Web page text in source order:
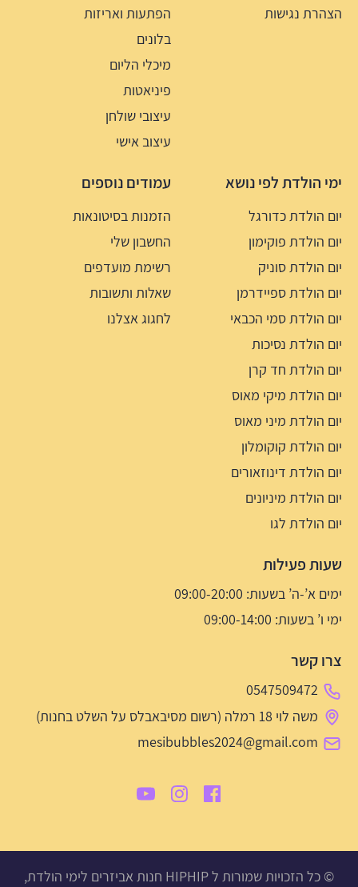
הצהרת נגישות
הפתעות ואריזות
בלונים
מיכלי הליום
פיניאטות
עיצובי שולחן
עיצוב אישי
ימי הולדת לפי נושא
יום הולדת כדורגל
יום הולדת פוקימון
יום הולדת סוניק
יום הולדת ספיידרמן
יום הולדת סמי הכבאי
יום הולדת נסיכות
יום הולדת חד קרן
יום הולדת מיקי מאוס
יום הולדת מיני מאוס
יום הולדת קוקומלון
יום הולדת דינוזאורים
יום הולדת מיניונים
יום הולדת לגו
עמודים נוספים
הזמנות בסיטונאות
החשבון שלי
רשימת מועדפים
שאלות ותשובות
לחגוג אצלנו
שעות פעילות
ימים א’-ה’ בשעות: 09:00-20:00
ימי ו’ בשעות: 09:00-14:00
צרו קשר
0547509472
משה לוי 18 רמלה (רשום מסיבאבלס על השלט בחנות)
mesibubbles2024@gmail.com
© כל הזכויות שמורות ל HIPHIP חנות אביזרים לימי הולדת,